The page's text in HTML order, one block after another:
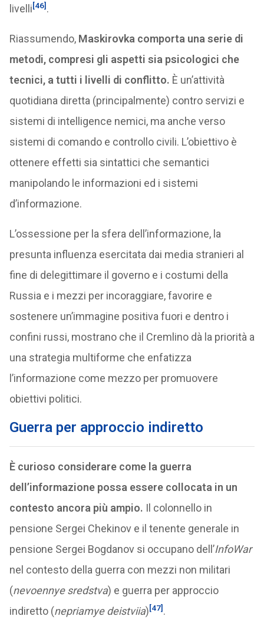
livelli[46] .
Riassumendo, Maskirovka comporta una serie di
metodi, compresi gli aspetti sia psicologici che
tecnici, a tutti i livelli di conflitto. È un’attività
quotidiana diretta (principalmente) contro servizi e
sistemi di intelligence nemici, ma anche verso
sistemi di comando e controllo civili. L’obiettivo è
ottenere effetti sia sintattici che semantici
manipolando le informazioni ed i sistemi
d’informazione.
L’ossessione per la sfera dell’informazione, la
presunta influenza esercitata dai media stranieri al
fine di delegittimare il governo e i costumi della
Russia e i mezzi per incoraggiare, favorire e
sostenere un’immagine positiva fuori e dentro i
confini russi, mostrano che il Cremlino dà la priorità a
una strategia multiforme che enfatizza
l’informazione come mezzo per promuovere
obiettivi politici.
Guerra per approccio indiretto
È curioso considerare come la guerra
dell’informazione possa essere collocata in un
contesto ancora più ampio. Il colonnello in
pensione Sergei Chekinov e il tenente generale in
pensione Sergei Bogdanov si occupano dell’InfoWar
nel contesto della guerra con mezzi non militari
(nevoennye sredstva) e guerra per approccio
indiretto (nepriamye deistviia)[47] .